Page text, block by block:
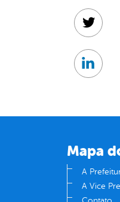
Twitter
Linkedin
Mapa
A
A Vice